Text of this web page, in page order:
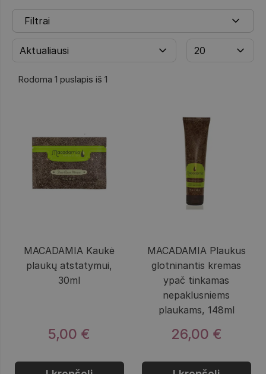
Rodoma 1 puslapis iš 1
Filtrai
MACADAMIA Kaukė
plaukų atstatymui,
30ml
5,00 €
MACADAMIA Plaukus
glotninantis kremas
ypač tinkamas
nepaklusniems
plaukams, 148ml
26,00 €